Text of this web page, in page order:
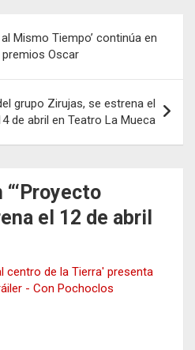
Mismo Tiempo’ continúa en
Oscar
grupo Zirujas, se estrena el
de abril en Teatro La Mueca
“‘Proyecto
el 12 de abril
centro de la Tierra' presenta
- Con Pochoclos